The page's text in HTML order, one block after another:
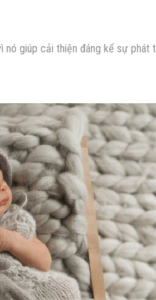
nó giúp cải thiện đáng kể sự phát